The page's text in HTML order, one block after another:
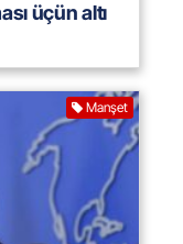
üçün altı
Manşet